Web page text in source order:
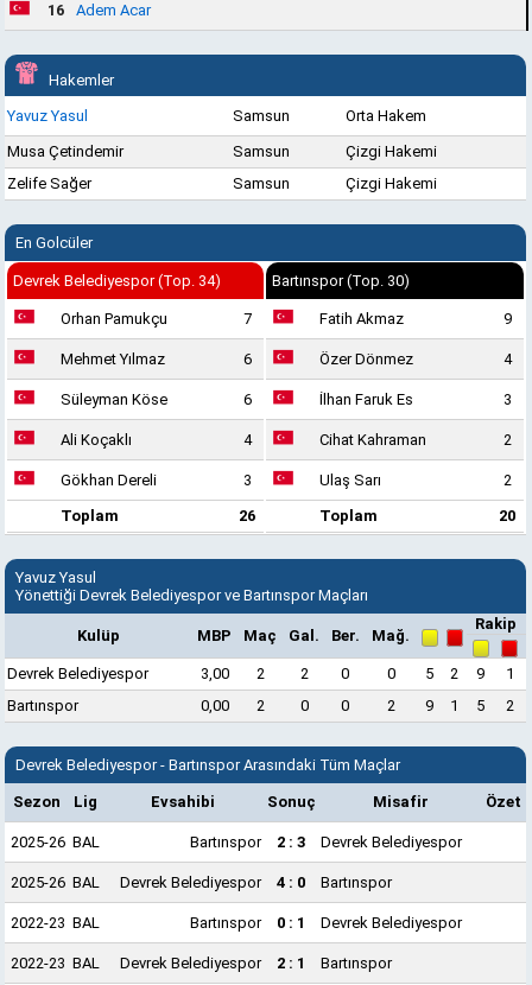
16 Adem Acar
Hakemler
Yavuz Yasul
Samsun
Orta Hakem
Musa Çetindemir
Samsun
Çizgi Hakemi
Zelife Sağer
Samsun Çizgi Hakemi
En Golcüler
Devrek Belediyespor (Top. 34)
Orhan Pamukçu 7
Mehmet Yılmaz 6
Süleyman Köse 6
Ali Koçaklı 4
Gökhan Dereli
3
Toplam
26
Bartınspor (Top. 30)
Fatih Akmaz 9
Özer Dönmez 4
İlhan Faruk Es 3
Cihat Kahraman 2
Ulaş Sarı
2
Toplam
20
Yavuz Yasul
Yönettiği Devrek Belediyespor ve Bartınspor Maçları
Kulüp MBP Maç Gal. Ber. Mağ.
Rakip
Devrek Belediyespor 3,00 2 2 0 0 5 2 9
1
Bartınspor
0,00 2 0 0 2 9 1 5 2
Devrek Belediyespor - Bartınspor Arasındaki Tüm Maçlar
Sezon Lig Evsahibi Sonuç Misafir Özet
2025-26 BAL Bartınspor 2 : 3 Devrek Belediyespor
2025-26 BAL Devrek Belediyespor 4 : 0 Bartınspor
2022-23 BAL Bartınspor 0 : 1 Devrek Belediyespor
2022-23 BAL Devrek Belediyespor 2 : 1 Bartınspor